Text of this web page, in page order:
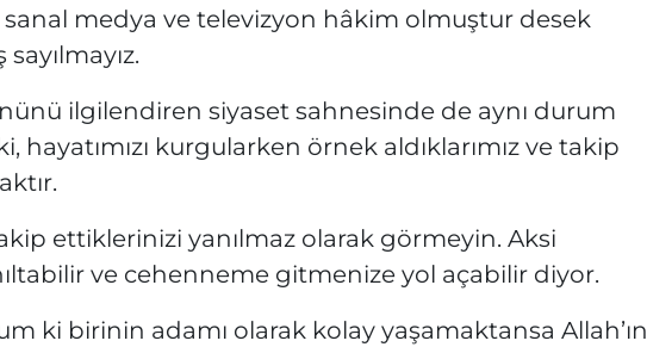
medya ve televizyon hâkim olmuştur desek
ilgilendiren siyaset sahnesinde de aynı durum
hayatımızı kurgularken örnek aldıklarımız ve takip
ettiklerinizi yanılmaz olarak görmeyin. Aksi
ve cehenneme gitmenize yol açabilir diyor.
ki birinin adamı olarak kolay yaşamaktansa Allah’ın